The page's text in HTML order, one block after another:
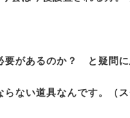
があるのか？ と疑問に
ない道具なんです。（